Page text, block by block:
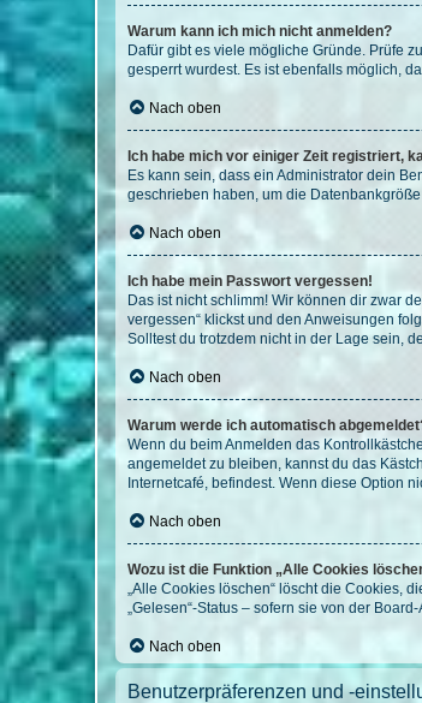
Warum kann ich mich nicht anmelden?
Dafür gibt es viele mögliche Gründe. Prüfe
gesperrt wurdest. Es ist ebenfalls möglich,
Nach oben
Ich habe mich vor einiger Zeit registriert,
Es kann sein, dass ein Administrator dein
geschrieben haben, um die
Nach oben
Ich habe mein Passwort vergessen!
Das ist nicht schlimm! Wir können dir zwar
vergessen“ klickst und den Anweisungen
Solltest du trotzdem nicht in der Lage sein,
Nach oben
Warum werde ich automatisch
Wenn du beim Anmelden das
angemeldet zu bleiben, kannst du das
Internetcafé, befindest. Wenn diese Option
Nach oben
Wozu ist die Funktion „Alle Cookies
„Alle Cookies löschen“ löscht die Cookies,
„Gelesen“-Status – sofern sie von der
Nach oben
Benutzerpräferenzen und -